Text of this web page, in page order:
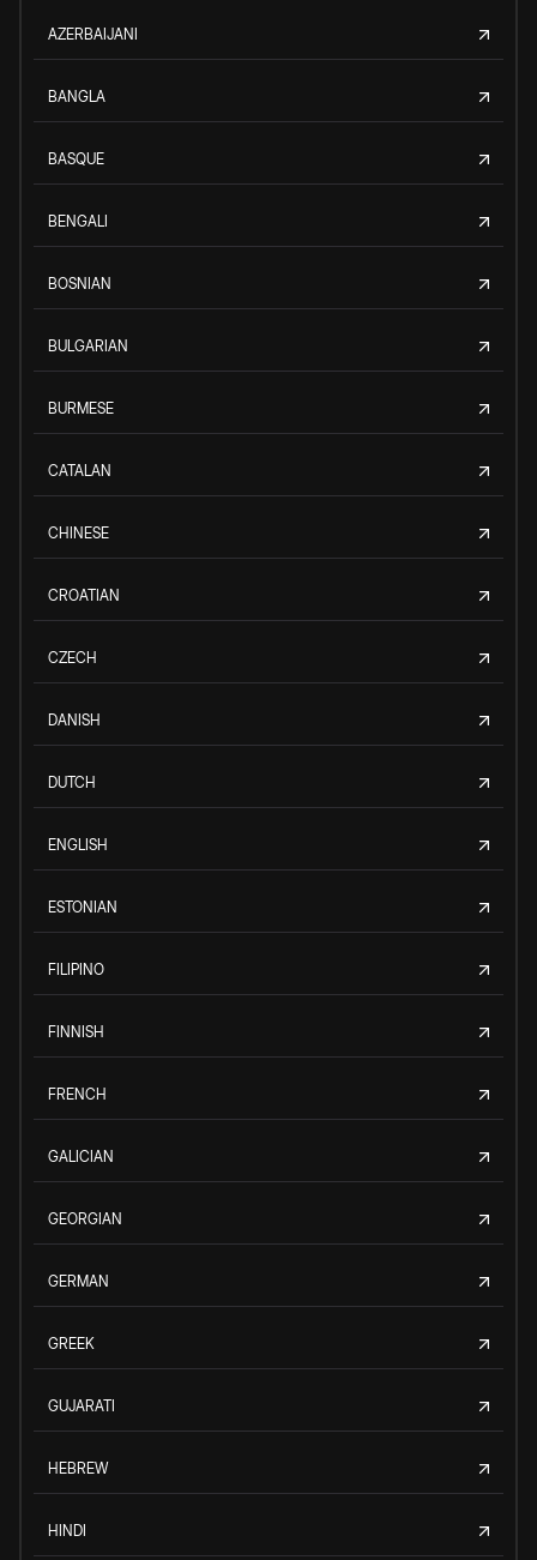
AZERBAIJANI
BANGLA
BASQUE
BENGALI
BOSNIAN
BULGARIAN
BURMESE
CATALAN
CHINESE
CROATIAN
CZECH
DANISH
DUTCH
ENGLISH
ESTONIAN
FILIPINO
FINNISH
FRENCH
GALICIAN
GEORGIAN
GERMAN
GREEK
GUJARATI
HEBREW
HINDI